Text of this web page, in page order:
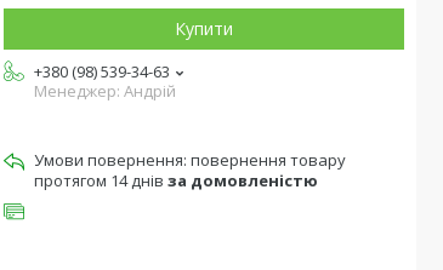
Купити
+380 (98) 539-34-63
Менеджер: Андрій
повернення товару
протягом 14 днів за домовленістю